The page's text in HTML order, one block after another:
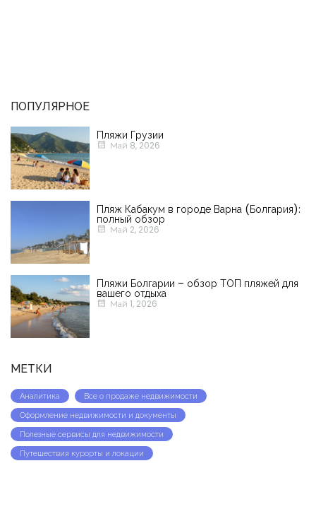
ПОПУЛЯРНОЕ
Пляжи Грузии
Май 8, 2026
Пляж Кабакум в городе Варна (Болгария):
полный обзор
Май 2, 2026
Пляжи Болгарии – обзор ТОП пляжей для
вашего отдыха
Май 1, 2026
МЕТКИ
Аналитика
Все о продаже недвижимости
Оформление недвижимости и документы
Полезные сервисы для недвижимости
Путешествия курорты и локации